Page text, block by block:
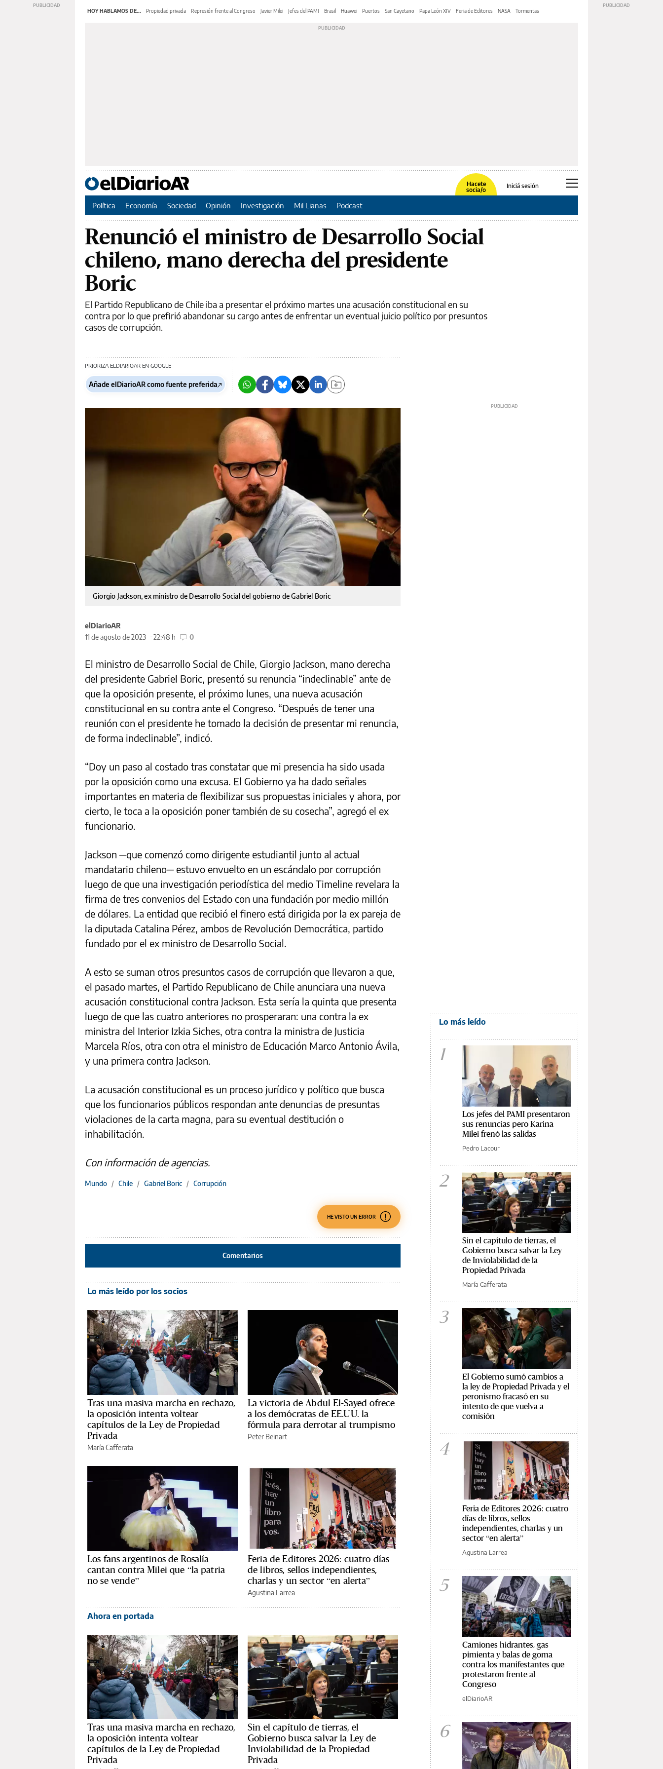
HOY HABLAMOS DE... Propiedad privada Represión frente al Congreso Javier Milei Jefes del PAMI Brasil Huawei Puertos San Cayetano Papa León XIV Feria de Editores NASA Tormentas
Hacete
socia/o
Iniciá sesión
Política Economía Sociedad Opinión Investigación Mil Lianas Podcast
Renunció el ministro de Desarrollo Social
chileno, mano derecha del presidente
Boric
El Partido Republicano de Chile iba a presentar el próximo martes una acusación constitucional en su
contra por lo que prefirió abandonar su cargo antes de enfrentar un eventual juicio político por presuntos
casos de corrupción.
PRIORIZA ELDIARIOAR EN GOOGLE
Añade elDiarioAR como fuente preferida
Giorgio Jackson, ex ministro de Desarrollo Social del gobierno de Gabriel Boric
elDiarioAR
11 de agosto de 2023
22:48 h 0
El ministro de Desarrollo Social de Chile, Giorgio Jackson, mano derecha
del presidente Gabriel Boric, presentó su renuncia “indeclinable” ante de
que la oposición presente, el próximo lunes, una nueva acusación
constitucional en su contra ante el Congreso. “Después de tener una
reunión con el presidente he tomado la decisión de presentar mi renuncia,
de forma indeclinable”, indicó.
“Doy un paso al costado tras constatar que mi presencia ha sido usada
por la oposición como una excusa. El Gobierno ya ha dado señales
importantes en materia de flexibilizar sus propuestas iniciales y ahora, por
cierto, le toca a la oposición poner también de su cosecha”, agregó el ex
funcionario.
Jackson ─que comenzó como dirigente estudiantil junto al actual
mandatario chileno─ estuvo envuelto en un escándalo por corrupción
luego de que una investigación periodística del medio Timeline revelara la
firma de tres convenios del Estado con una fundación por medio millón
de dólares. La entidad que recibió el finero está dirigida por la ex pareja de
la diputada Catalina Pérez, ambos de Revolución Democrática, partido
fundado por el ex ministro de Desarrollo Social.
A esto se suman otros presuntos casos de corrupción que llevaron a que,
el pasado martes, el Partido Republicano de Chile anunciara una nueva
acusación constitucional contra Jackson. Esta sería la quinta que presenta
luego de que las cuatro anteriores no prosperaran: una contra la ex
ministra del Interior Izkia Siches, otra contra la ministra de Justicia
Marcela Ríos, otra con otra el ministro de Educación Marco Antonio Ávila,
y una primera contra Jackson.
La acusación constitucional es un proceso jurídico y político que busca
que los funcionarios públicos respondan ante denuncias de presuntas
violaciones de la carta magna, para su eventual destitución o
inhabilitación.
Con información de agencias.
Mundo / Chile / Gabriel Boric / Corrupción
HE VISTO UN ERROR
Comentarios
Lo más leído por los socios
Tras una masiva marcha en rechazo,
la oposición intenta voltear
capítulos de la Ley de Propiedad
Privada
María Cafferata
La victoria de Abdul El-Sayed ofrece
a los demócratas de EE.UU. la
fórmula para derrotar al trumpismo
Peter Beinart
Los fans argentinos de Rosalía
cantan contra Milei que “la patria
no se vende”
Feria de Editores 2026: cuatro días
de libros, sellos independientes,
charlas y un sector “en alerta”
Agustina Larrea
Ahora en portada
Tras una masiva marcha en rechazo,
la oposición intenta voltear
capítulos de la Ley de Propiedad
Privada
Sin el capítulo de tierras, el
Gobierno busca salvar la Ley de
Inviolabilidad de la Propiedad
Privada
Lo más leído
1
Los jefes del PAMI presentaron
sus renuncias pero Karina
Milei frenó las salidas
Pedro Lacour
2
Sin el capítulo de tierras, el
Gobierno busca salvar la Ley
de Inviolabilidad de la
Propiedad Privada
María Cafferata
3
El Gobierno sumó cambios a
la ley de Propiedad Privada y el
peronismo fracasó en su
intento de que vuelva a
comisión
4
Feria de Editores 2026: cuatro
días de libros, sellos
independientes, charlas y un
sector “en alerta”
Agustina Larrea
5
Camiones hidrantes, gas
pimienta y balas de goma
contra los manifestantes que
protestaron frente al
Congreso
elDiarioAR
6